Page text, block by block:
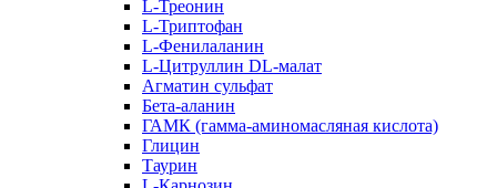
L-Треонин
L-Триптофан
L-Фенилаланин
L-Цитруллин DL-малат
Агматин cульфат
Бета-аланин
ГАМК (гамма-аминомасляная кислота)
Глицин
Таурин